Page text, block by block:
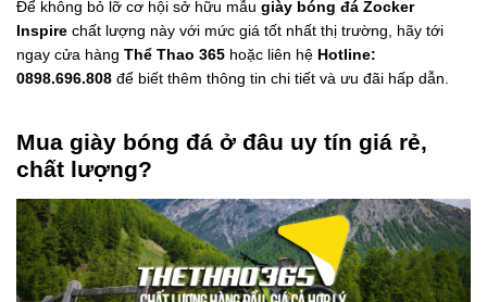
Để không bỏ lỡ cơ hội sở hữu mẫu giày bóng đá Zocker
Inspire chất lượng này với mức giá tốt nhất thị trường, hãy tới
ngay cửa hàng Thể Thao 365 hoặc liên hệ Hotline:
0898.696.808 để biết thêm thông tin chi tiết và ưu đãi hấp dẫn.
Mua giày bóng đá ở đâu uy tín giá rẻ,
chất lượng?